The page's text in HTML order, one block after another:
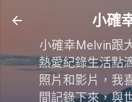
跳到
小確
小確幸Melvin跟
熱愛紀錄生活點
照片和影片，我
間記錄下來，與